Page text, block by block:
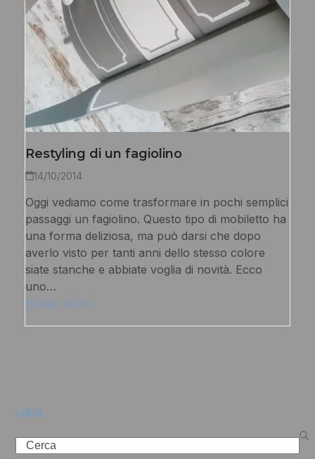
Restyling di un fagiolino
14/10/2014
Oggi vediamo come trasformare in pochi semplici
passaggi un fagiolino. Questo tipo di mobiletto ha
una forma deliziosa, ma può darsi che dopo
averlo visto per tanti anni dello stesso colore
siate stanche e abbiate voglia di novità. Ecco
uno…
Scopri di più
cerca
Search